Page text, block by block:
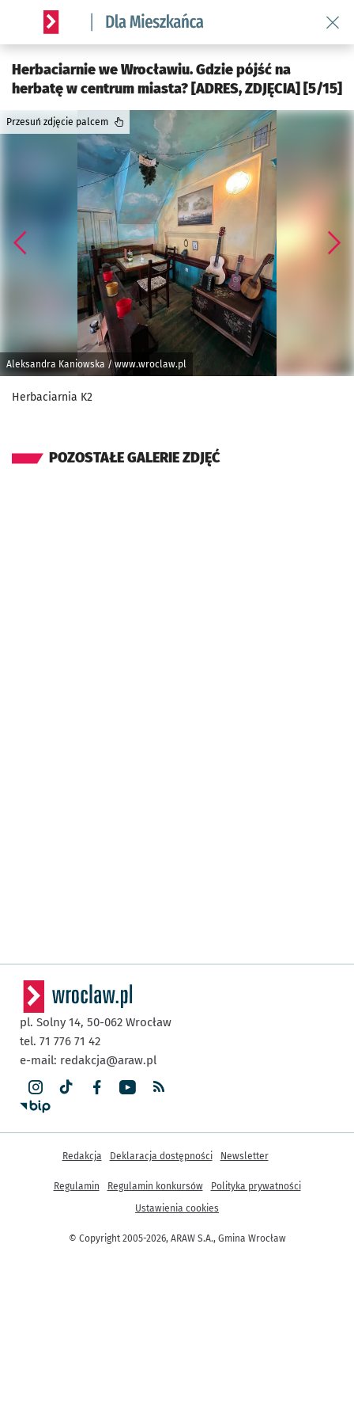
Serwis informacyjny wroclaw.pl podserwis: Dla mieszkańca
Herbaciarnie we Wrocławiu. Gdzie pójść na
herbatę w centrum miasta? [ADRES, ZDJĘCIA] [5/15]
Aleksandra Kaniowska / www.wroclaw.pl
Przesuń zdjęcie palcem
Herbaciarnia K2
POZOSTAŁE GALERIE ZDJĘĆ
pl. Solny 14, 50-062 Wrocław
tel. 71 776 71 42
e-mail: redakcja@araw.pl
© Copyright 2005-2026, ARAW S.A., Gmina Wrocław
Inne informacje
Redakcja Deklaracja dostępności Newsletter
Regulamin Regulamin konkursów
Polityka prywatności
Ustawienia cookies